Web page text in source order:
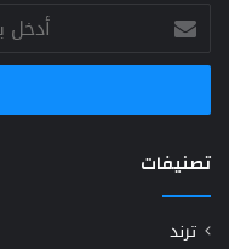
أدخل
بريدك
الإلكتروني
تصنيفات
ترند